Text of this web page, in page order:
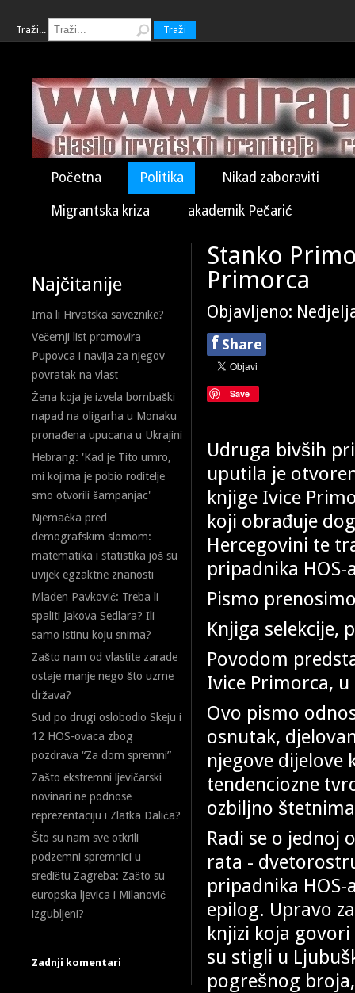
Traži... Traži
Početna Politika Nikad zaboraviti
Migrantska kriza akademik Pečarić
Najčitanije
Ima li Hrvatska saveznike?
Večernji list promovira
Pupovca i navija za njegov
povratak na vlast
Žena koja je izvela bombaški
napad na oligarha u Monaku
pronađena upucana u Ukrajini
Hebrang: 'Kad je Tito umro,
mi kojima je pobio roditelje
smo otvorili šampanjac'
Njemačka pred
demografskim slomom:
matematika i statistika još su
uvijek egzaktne znanosti
Mladen Pavković: Treba li
spaliti Jakova Sedlara? Ili
samo istinu koju snima?
Zašto nam od vlastite zarade
ostaje manje nego što uzme
država?
Sud po drugi oslobodio Skeju i
12 HOS-ovaca zbog
pozdrava “Za dom spremni”
Zašto ekstremni ljevičarski
novinari ne podnose
reprezentaciju i Zlatka Dalića?
Što su nam sve otkrili
podzemni spremnici u
središtu Zagreba: Zašto su
europska ljevica i Milanović
izgubljeni?
Zadnji komentari
Stanko
Primorca
Objavljeno:
f Share
Save
Udruga bivših
uputila je
knjige Ivice
koji obrađuje
Hercegovini te
pripadnika HOS-
Pismo
Knjiga selekcije,
Povodom
Ivice Primorca,
Ovo pismo
osnutak,
njegove dijelove
tendenciozne
ozbiljno
Radi se o jednoj
rata -
pripadnika
epilog. Upravo
knjizi koja
su stigli u
pogrešnog